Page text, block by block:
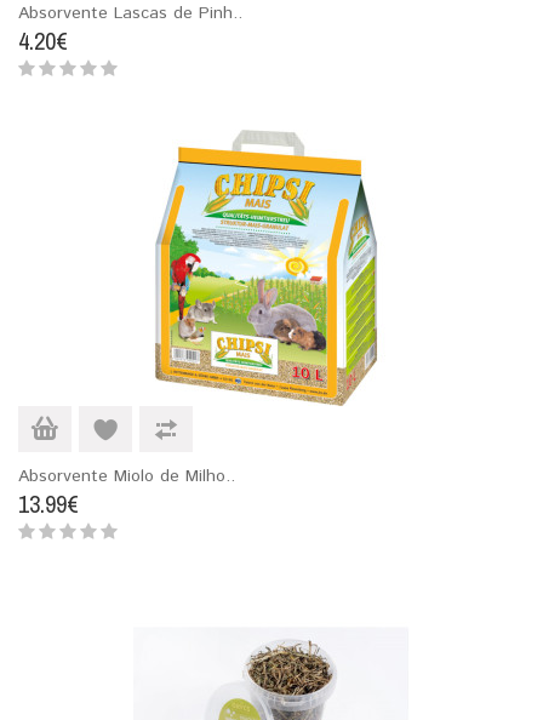
Absorvente Lascas de Pinh..
4.20€
Absorvente Miolo de Milho..
13.99€